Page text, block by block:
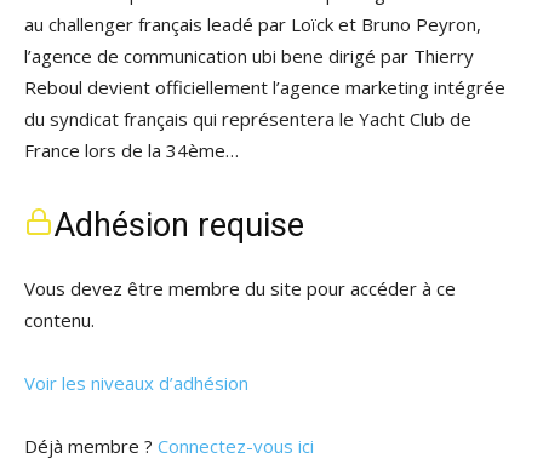
au challenger français leadé par Loïck et Bruno Peyron,
l’agence de communication ubi bene dirigé par Thierry
Reboul devient officiellement l’agence marketing intégrée
du syndicat français qui représentera le Yacht Club de
France lors de la 34ème…
Adhésion requise
Vous devez être membre du site pour accéder à ce
contenu.
Voir les niveaux d’adhésion
Déjà membre ? Connectez-vous ici